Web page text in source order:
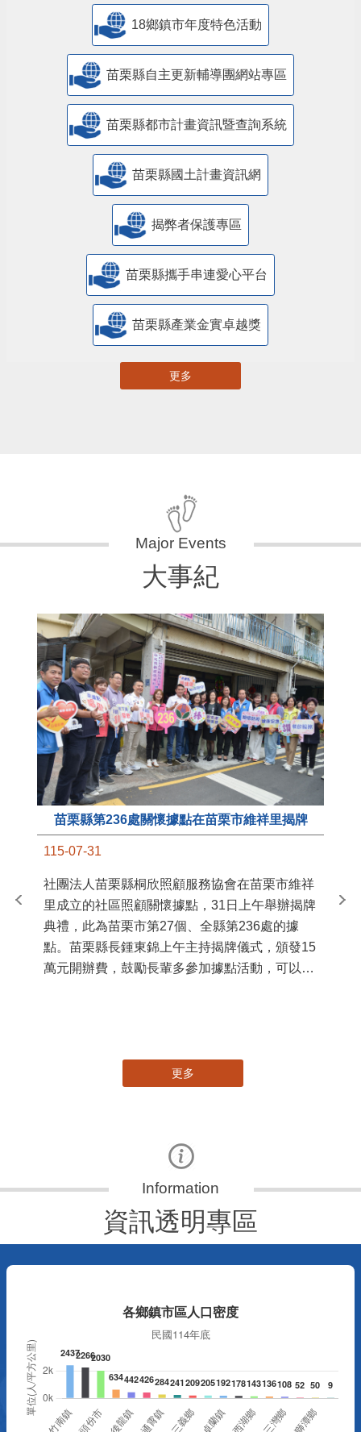
18鄉鎮市年度特色活動
苗栗縣自主更新輔導團網站專區
苗栗縣都市計畫資訊暨查詢系統
苗栗縣國土計畫資訊網
揭弊者保護專區
苗栗縣攜手串連愛心平台
苗栗縣產業金實卓越獎
更多
大事紀
苗栗縣第236處關懷據點在苗栗市維祥里揭牌
115-07-31
社團法人苗栗縣桐欣照顧服務協會在苗栗市維祥
里成立的社區照顧關懷據點，31日上午舉辦揭牌
典禮，此為苗栗市第27個、全縣第236處的據
點。苗栗縣長鍾東錦上午主持揭牌儀式，頒發15
萬元開辦費，鼓勵長輩多參加據點活動，可以更
苗
更多
資訊透明專區